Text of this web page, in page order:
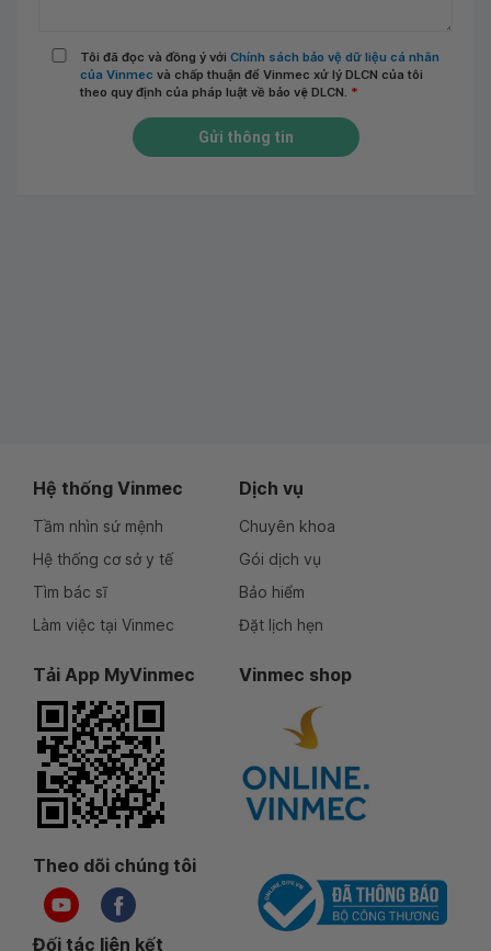
Tôi đã đọc và đồng ý với Chính sách bảo vệ dữ liệu cá nhân
của Vinmec và chấp thuận để Vinmec xử lý DLCN của tôi
theo quy định của pháp luật về bảo vệ DLCN. *
Gửi thông tin
Hệ thống Vinmec
Tầm nhìn sứ mệnh
Hệ thống cơ sở y tế
Tìm bác sĩ
Làm việc tại Vinmec
Dịch vụ
Chuyên khoa
Gói dịch vụ
Bảo hiểm
Đặt lịch hẹn
Tải App MyVinmec Vinmec shop
Theo dõi chúng tôi
Đối tác liên kết